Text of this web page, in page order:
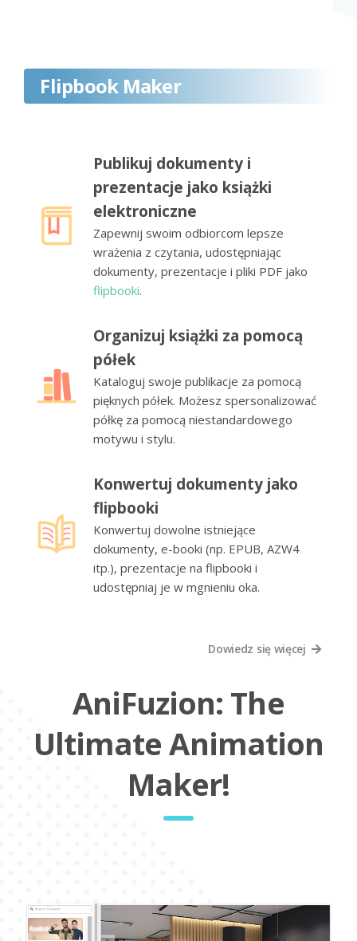
Flipbook Maker
Publikuj dokumenty i
prezentacje jako książki
elektroniczne
Zapewnij swoim odbiorcom lepsze
wrażenia z czytania, udostępniając
dokumenty, prezentacje i pliki PDF jako
flipbooki.
Organizuj książki za pomocą
półek
Kataloguj swoje publikacje za pomocą
pięknych półek. Możesz spersonalizować
półkę za pomocą niestandardowego
motywu i stylu.
Konwertuj dokumenty jako
flipbooki
Konwertuj dowolne istniejące
dokumenty, e-booki (np. EPUB, AZW4
itp.), prezentacje na flipbooki i
udostępniaj je w mgnieniu oka.
Dowiedz się więcej
AniFuzion: The
Ultimate Animation
Maker!